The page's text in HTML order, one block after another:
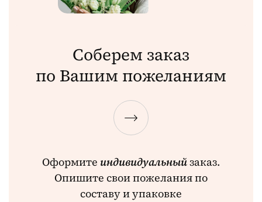
Соберем заказ
по Вашим пожеланиям
Оформите индивидуальныйзаказ.
Опишите свои пожелания по
составу и упаковке